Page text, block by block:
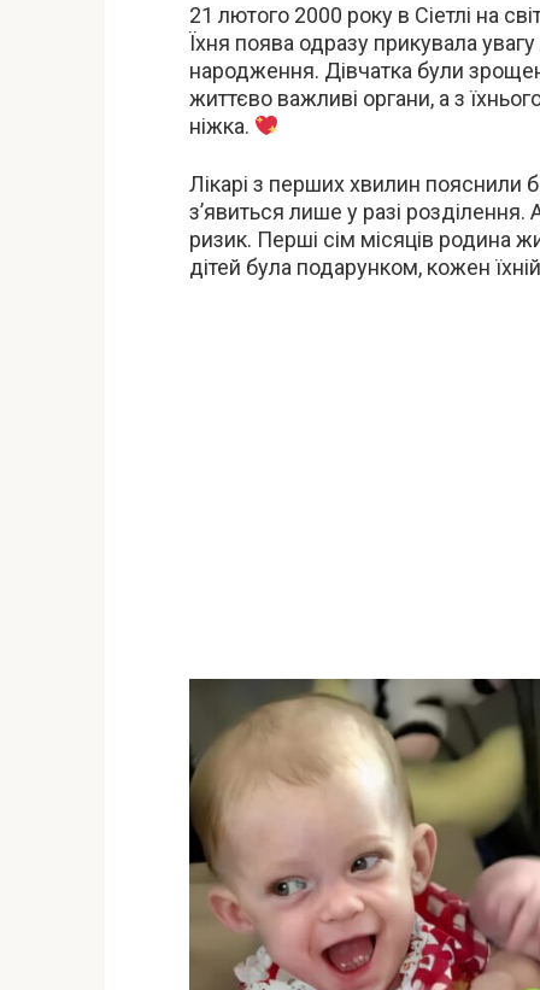
21 лютого 2000 року в Сіетлі на
Їхня поява одразу прикувала
народження. Дівчатка були
життєво важливі органи, а з
ніжка.
Лікарі з перших хвилин пояснили
з’явиться лише у разі
ризик. Перші сім місяців родина
дітей була подарунком, кожен